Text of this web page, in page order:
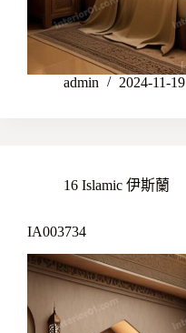
admin 2024-11-19
16 Islamic 伊斯蘭
IA003734